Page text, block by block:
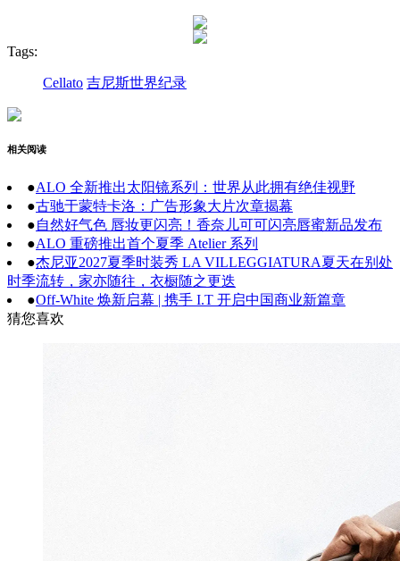
Tags:
Cellato 吉尼斯世界纪录
相关阅读
●ALO 全新推出太阳镜系列：世界从此拥有绝佳视野
●古驰于蒙特卡洛：广告形象大片次章揭幕
●自然好气色 唇妆更闪亮！香奈儿可可闪亮唇蜜新品发布
●ALO 重磅推出首个夏季 Atelier 系列
●杰尼亚2027夏季时装秀 LA VILLEGGIATURA夏天在别处
时季流转，家亦随往，衣橱随之更迭
●Off-White 焕新启幕 | 携手 I.T 开启中国商业新篇章
猜您喜欢